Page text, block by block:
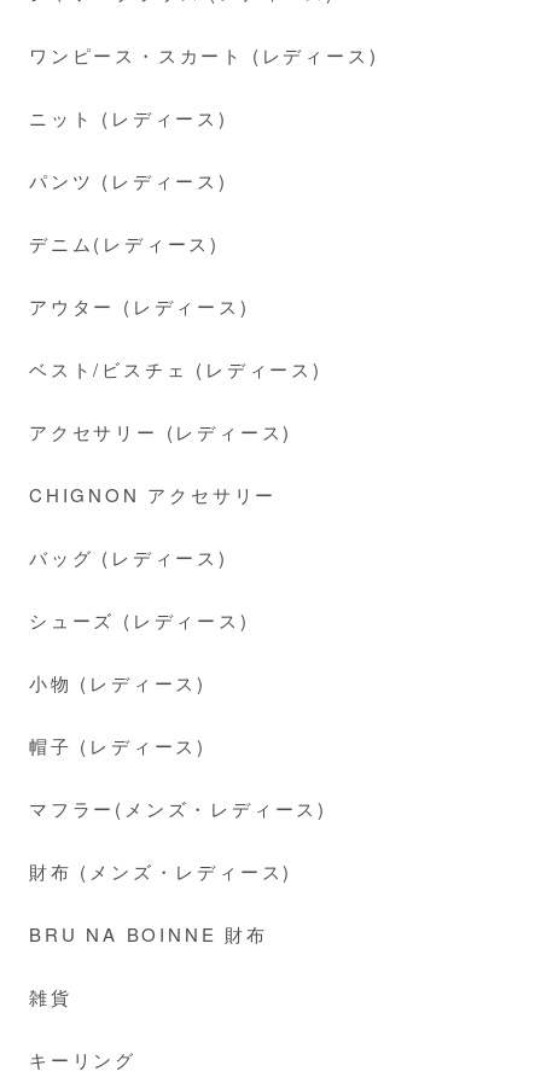
ワンピース・スカート (レディース)
ニット (レディース)
パンツ (レディース)
デニム(レディース)
アウター (レディース)
ベスト/ビスチェ (レディース)
アクセサリー (レディース)
CHIGNON アクセサリー
バッグ (レディース)
シューズ (レディース)
小物 (レディース)
帽子 (レディース)
マフラー(メンズ・レディース)
財布 (メンズ・レディース)
BRU NA BOINNE 財布
雑貨
キーリング